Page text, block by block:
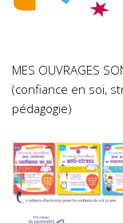
MES OUVRAGES
(confiance en soi,
pédagogie)